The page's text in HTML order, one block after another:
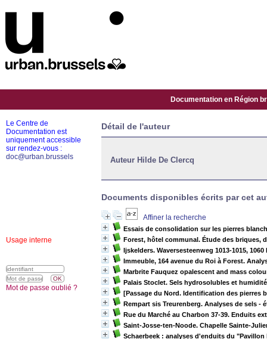
Documentation en Région
Détail de l'auteur
Auteur Hilde De Clercq
Documents disponibles écrits par cet
Affiner la recherche
Essais de consolidation sur les pierres
Forest, hôtel communal. Étude des briques,
Ijskelders. Waversesteenweg 1013-1015,
Immeuble, 164 avenue du Roi à Forest.
Marbrite Fauquez opalescent and mass
Palais Stoclet. Sels hydrosolubles et humidité
[Passage du Nord. Identification des pierres
Rempart sis Treurenberg. Analyses de sels -
Rue du Marché au Charbon 37-39. Enduits
Saint-Josse-ten-Noode. Chapelle Sainte-
Schaerbeek : analyses d'enduits du "Pavillon
Le Centre de
Documentation est
uniquement accessible
sur rendez-vous :
doc@urban.brussels
Usage interne
Mot de passe oublié ?